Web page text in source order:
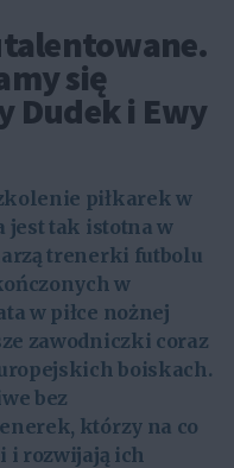
się
Dudek i Ewy
piłkarek w
jest tak istotna w
trenerki futbolu
w
w piłce nożnej
zawodniczki coraz
boiskach.
bez
którzy na co
i rozwijają ich